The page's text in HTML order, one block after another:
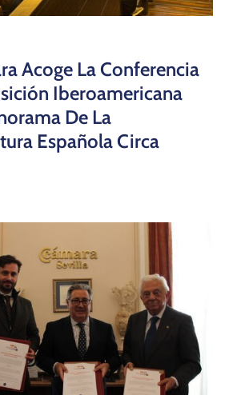
Acoge La Conferencia
Iberoamericana
De La
Española Circa